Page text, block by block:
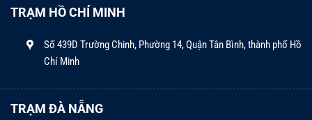
TRẠM HỒ CHÍ MINH
Số 439D Trường Chinh, Phường 14, Quận Tân Bình, thành phố Hồ
Chí Minh
TRẠM ĐÀ NẴNG